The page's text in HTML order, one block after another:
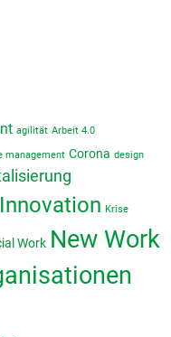
agilität Arbeit 4.0
management Corona design
Innovation Krise
Work New Work